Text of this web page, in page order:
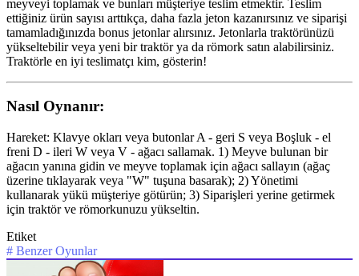
meyveyi toplamak ve bunları müşteriye teslim etmektir. Teslim
ettiğiniz ürün sayısı arttıkça, daha fazla jeton kazanırsınız ve siparişi
tamamladığınızda bonus jetonlar alırsınız. Jetonlarla traktörünüzü
yükseltebilir veya yeni bir traktör ya da römork satın alabilirsiniz.
Traktörle en iyi teslimatçı kim, gösterin!
Nasıl Oynanır:
Hareket: Klavye okları veya butonlar A - geri S veya Boşluk - el
freni D - ileri W veya V - ağacı sallamak. 1) Meyve bulunan bir
ağacın yanına gidin ve meyve toplamak için ağacı sallayın (ağaç
üzerine tıklayarak veya "W" tuşuna basarak); 2) Yönetimi
kullanarak yükü müşteriye götürün; 3) Siparişleri yerine getirmek
için traktör ve römorkunuzu yükseltin.
Etiket
# Benzer Oyunlar